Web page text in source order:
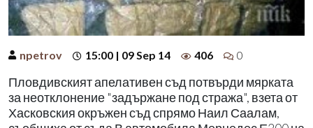
npetrov 15:00 | 09 Sep 14 406 0
Пловдивският апелативен съд потвърди мярката
за неотклонение "задържане под стража", взета от
Хасковския окръжен съд спрямо Наил Саалам,